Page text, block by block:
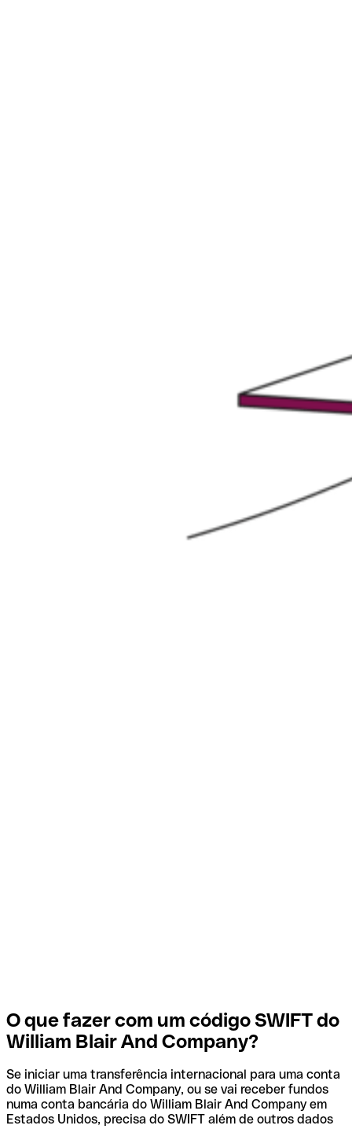
O que fazer com um código SWIFT do
William Blair And Company?
Se iniciar uma transferência internacional para uma conta
do William Blair And Company, ou se vai receber fundos
numa conta bancária do William Blair And Company em
Estados Unidos, precisa do SWIFT além de outros dados